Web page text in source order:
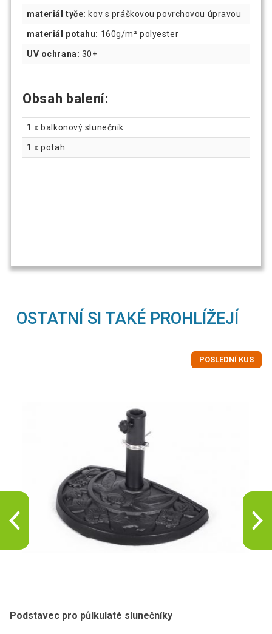
materiál tyče: kov s práškovou povrchovou úpravou
materiál potahu: 160g/m² polyester
UV ochrana: 30+
Obsah balení:
1 x balkonový slunečník
1 x potah
OSTATNÍ SI TAKÉ PROHLÍŽEJÍ
POSLEDNÍ KUS
Podstavec pro půlkulaté slunečníky